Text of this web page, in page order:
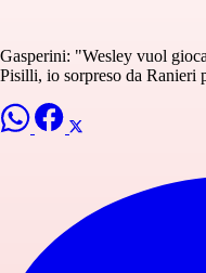
Gasperini: "Wesley vuol
Pisilli, io sorpreso da Ranieri